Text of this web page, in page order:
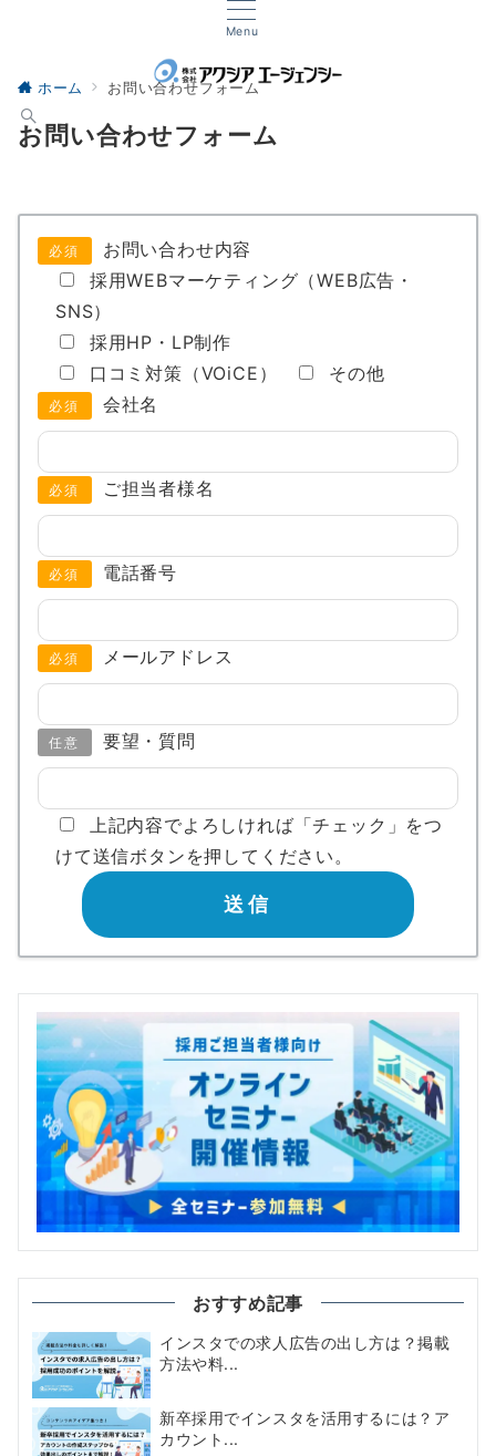
Menu
ホーム お問い合わせフォーム
お問い合わせフォーム
必須
お問い合わせ内容
採用WEBマーケティング（WEB広告・
SNS）
採用HP・LP制作
口コミ対策（VOiCE）
その他
必須 会社名
必須 ご担当者様名
必須 電話番号
必須 メールアドレス
任意 要望・質問
上記内容でよろしければ「チェック」をつ
けて送信ボタンを押してください。
おすすめ記事
インスタでの求人広告の出し方は？掲載
方法や料...
新卒採用でインスタを活用するには？ア
カウント...